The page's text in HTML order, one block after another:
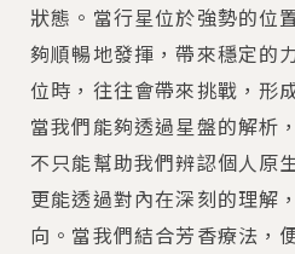
狀態。當行星位於強勢的位
夠順暢地發揮，帶來穩定的
位時，往往會帶來挑戰，形
當我們能夠透過星盤的解析
不只能幫助我們辨認個人原
更能透過對內在深刻的理解
向。當我們結合芳香療法，